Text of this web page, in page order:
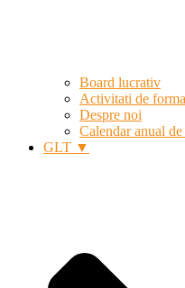
Board lucrativ
Activitati de
Despre noi
Calendar anual
GLT ▼